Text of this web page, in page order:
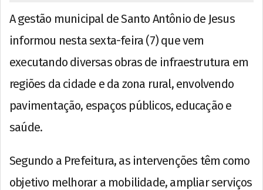
A gestão municipal de Santo Antônio de Jesus
informou nesta sexta-feira (7) que vem
executando diversas obras de infraestrutura em
regiões da cidade e da zona rural, envolvendo
pavimentação, espaços públicos, educação e
saúde.
Segundo a Prefeitura, as intervenções têm como
objetivo melhorar a mobilidade, ampliar serviços